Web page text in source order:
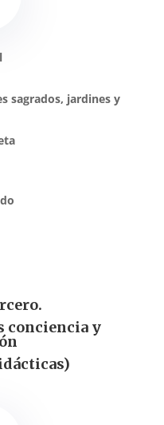
sagrados, jardines y
conciencia y